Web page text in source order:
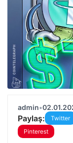
admin•
Paylaş: Twitter
Pinterest